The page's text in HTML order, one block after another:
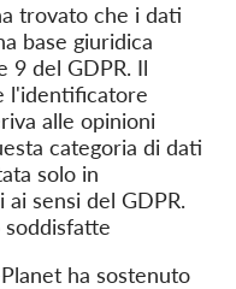
trovato che i dati
base giuridica
9 del GDPR. Il
l'identificatore
alle opinioni
categoria di dati
solo in
sensi del GDPR.
ha sostenuto